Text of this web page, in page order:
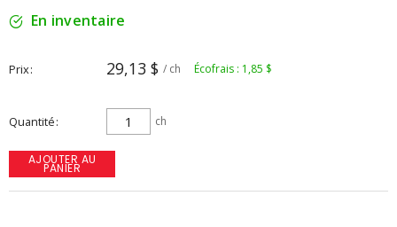
En inventaire
Prix 29,13 $ / ch Écofrais : 1,85 $
Quantité ch
AJOUTER AU
PANIER